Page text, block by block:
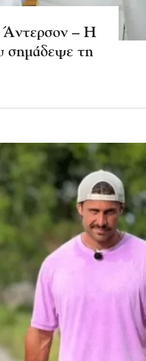
Άντερσον – Η
σημάδεψε τη